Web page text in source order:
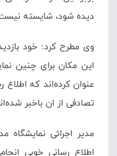
دیده شود، شایسته
وی مطرح کرد: خود
این مکان برای چنین
عنوان کرده‌اند که
تصادفی از ان باخبر
مدیر اجرائی
اطلاع رسانی خوبی